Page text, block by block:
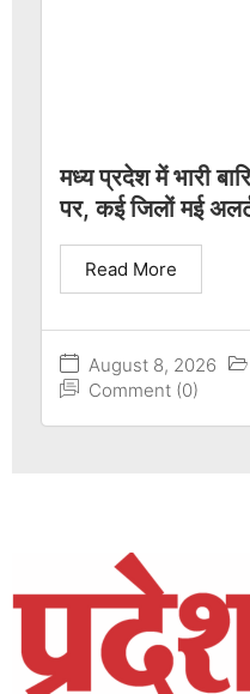
मध्य प्रदेश में भारी
पर, कई जिलों मई
August 8, 2026
Comment (0)
Read More